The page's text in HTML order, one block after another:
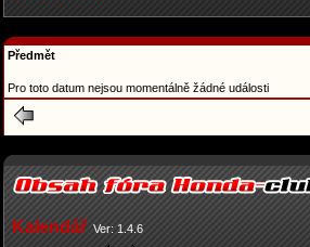
Předmět
Pro toto datum nejsou momentálně žádné události
Kalendář Ver: 1.4.6